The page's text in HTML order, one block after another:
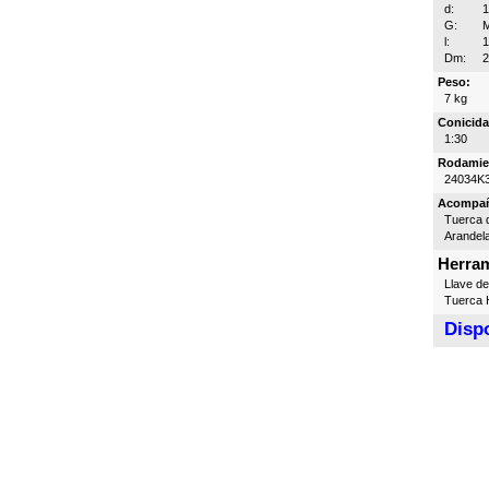
d:
G:
l:
Dm:
Peso:
7 kg
1:30
Tuerca
Llave
Tuerca